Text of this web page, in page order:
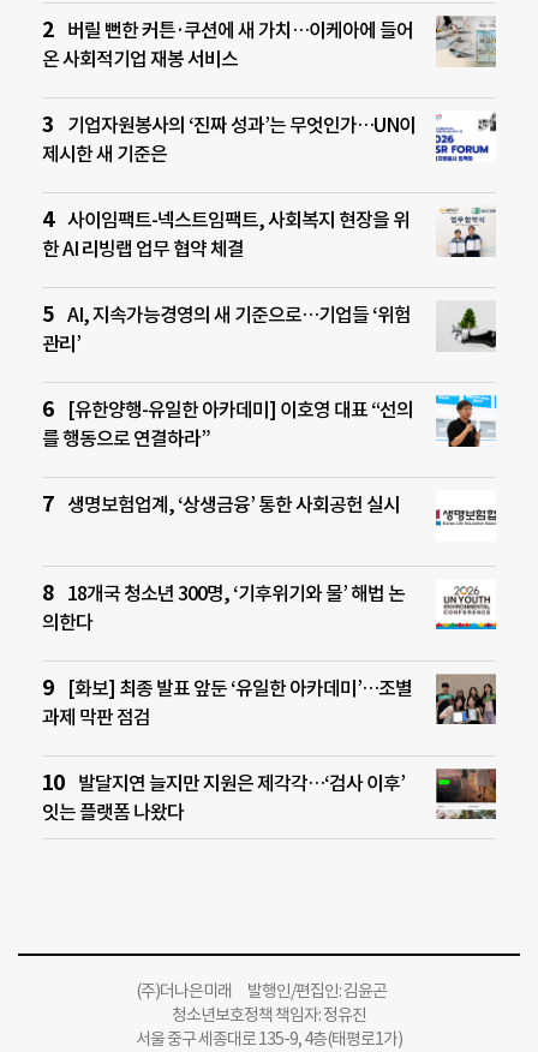
버릴 뻔한 커튼·쿠션에 새 가치…이케아에 들어
온 사회적기업 재봉 서비스
기업자원봉사의 ‘진짜 성과’는 무엇인가…UN이
제시한 새 기준은
사이임팩트-넥스트임팩트, 사회복지 현장을 위
한 AI 리빙랩 업무 협약 체결
AI, 지속가능경영의 새 기준으로…기업들 ‘위험
관리’
[유한양행-유일한 아카데미] 이호영 대표 “선의
를 행동으로 연결하라”
생명보험업계, ‘상생금융’ 통한 사회공헌 실시
18개국 청소년 300명, ‘기후위기와 물’ 해법 논
의한다
[화보] 최종 발표 앞둔 ‘유일한 아카데미’…조별
과제 막판 점검
발달지연 늘지만 지원은 제각각…‘검사 이후’
잇는 플랫폼 나왔다
(주)더나은미래 발행인/편집인: 김윤곤
청소년보호정책 책임자: 정유진
서울 중구 세종대로 135-9, 4층(태평로1가)